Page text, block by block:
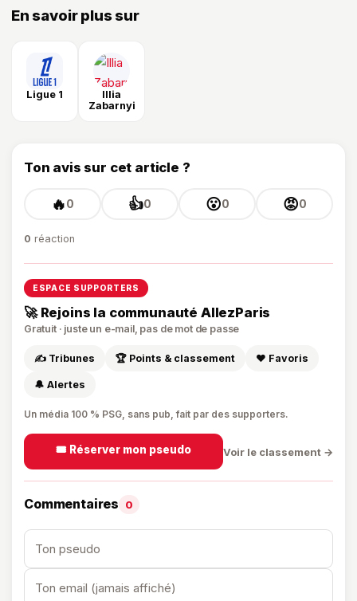
En savoir plus sur
Ligue 1
Illia
Zabarnyi
Ton avis sur cet article ?
🔥0 👍0 😮0 😡0
0 réaction
ESPACE SUPPORTERS
🚀 Rejoins la communauté AllezParis
Gratuit · juste un e-mail, pas de mot de passe
✍️ Tribunes 🏆 Points & classement ❤️ Favoris
🔔 Alertes
Un média 100 % PSG, sans pub, fait par des supporters.
🎟️ Réserver mon pseudo Voir le classement →
Commentaires 0